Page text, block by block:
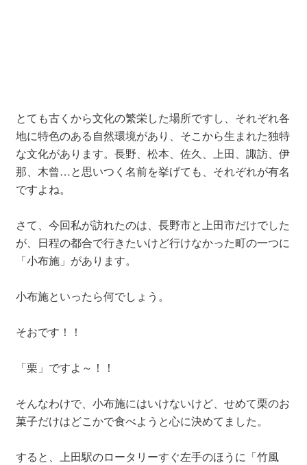
とても古くから文化の繁栄した場所ですし、それぞれ各
地に特色のある自然環境があり、そこから生まれた独特
な文化があります。長野、松本、佐久、上田、諏訪、伊
那、木曾…と思いつく名前を挙げても、それぞれが有名
ですよね。
さて、今回私が訪れたのは、長野市と上田市だけでした
が、日程の都合で行きたいけど行けなかった町の一つに
「小布施」があります。
小布施といったら何でしょう。
そおです！！
「栗」ですよ～！！
そんなわけで、小布施にはいけないけど、せめて栗のお
菓子だけはどこかで食べようと心に決めてました。
すると、上田駅のロータリーすぐ左手のほうに「竹風